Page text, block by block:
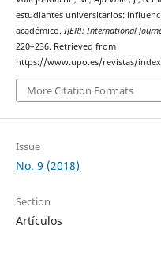
estudiantes universitarios:
académico. IJERI: International
220–236. Retrieved from
https://www.upo.es/revistas/
More Citation Formats
Issue
No. 9 (2018)
Section
Artículos